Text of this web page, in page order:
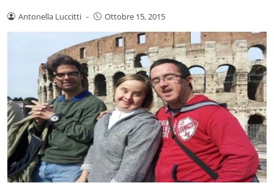
Antonella Luccitti - Ottobre 15, 2015